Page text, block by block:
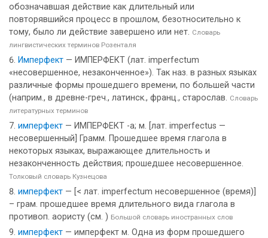
обозначавшая действие как длительный или
повторявшийся процесс в прошлом, безотносительно к
тому, было ли действие завершено или нет. Словарь
лингвистических терминов Розенталя
Имперфект — ИМПЕРФЕКТ (лат. imperfectum
«несовершенное, незаконченное»). Так наз. в разных языках
различные формы прошедшего времени, по большей части
(наприм., в древне-греч., латинск., франц., старослав. Словарь
литературных терминов
имперфект — ИМПЕРФЕКТ -а; м. [лат. imperfectus —
несовершенный] Грамм. Прошедшее время глагола в
некоторых языках, выражающее длительность и
незаконченность действия; прошедшее несовершенное.
Толковый словарь Кузнецова
имперфект — [< лат. imperfectum несовершенное (время)]
– грам. прошедшее время длительного вида глагола в
противоп. аористу (см. ) Большой словарь иностранных слов
имперфект — имперфект м. Одна из форм прошедшего